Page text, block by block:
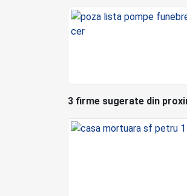
3 firme sugerate din